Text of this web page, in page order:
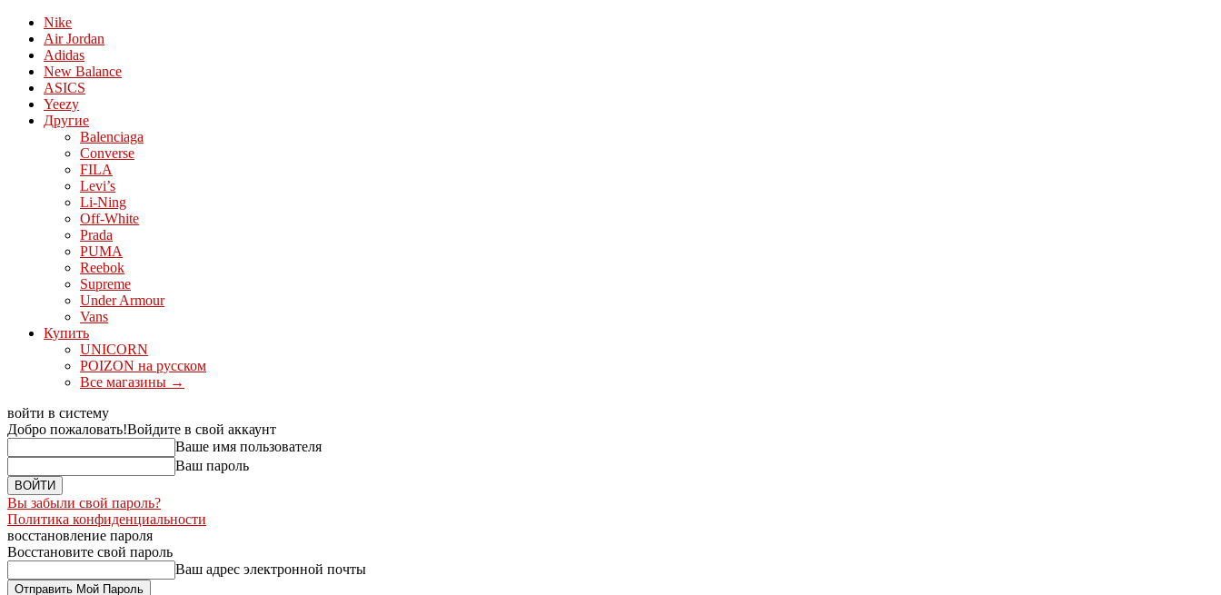
Nike
Air Jordan
Adidas
New Balance
ASICS
Yeezy
Другие
Balenciaga
Converse
FILA
Levi’s
Li-Ning
Off-White
Prada
PUMA
Reebok
Supreme
Under Armour
Vans
Купить
UNICORN
POIZON на русском
Все магазины →
войти в систему
Добро пожаловать!Войдите в свой аккаунт
Ваше имя пользователя
Ваш пароль
Вы забыли свой пароль?
Политика конфиденциальности
восстановление пароля
Восстановите свой пароль
Ваш адрес электронной почты